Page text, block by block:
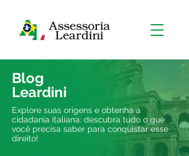
Blog
Leardini
Explore suas origens e obtenha a
cidadania italiana: descubra tudo o que
você precisa saber para conquistar esse
direito!